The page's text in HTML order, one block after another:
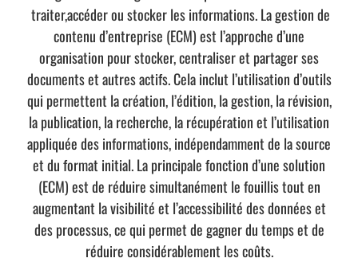
traiter,accéder ou stocker les informations. La gestion de
contenu d’entreprise (ECM) est l’approche d’une
organisation pour stocker, centraliser et partager ses
documents et autres actifs. Cela inclut l’utilisation d’outils
qui permettent la création, l’édition, la gestion, la révision,
la publication, la recherche, la récupération et l’utilisation
appliquée des informations, indépendamment de la source
et du format initial. La principale fonction d’une solution
(ECM) est de réduire simultanément le fouillis tout en
augmentant la visibilité et l’accessibilité des données et
des processus, ce qui permet de gagner du temps et de
réduire considérablement les coûts.